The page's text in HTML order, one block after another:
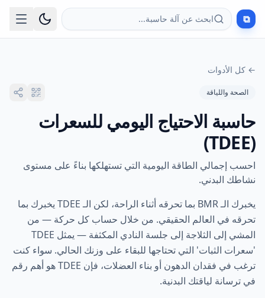
⧉ ابحث عن آلة حاسبة...
← كل الأدوات
الصحة واللياقة
حاسبة الاحتياج اليومي للسعرات
(TDEE)
احسب إجمالي الطاقة اليومية التي تستهلكها بناءً على مستوى
نشاطك البدني.
يخبرك الـ BMR بما تحرقه أثناء الراحة، لكن الـ TDEE يخبرك بما
تحرقه في العالم الحقيقي. من خلال حساب كل حركة — من
المشي إلى الثلاجة إلى جلسة النادي المكثفة — يمثل TDEE
'سعرات الثبات' التي تحتاجها للبقاء على وزنك الحالي. سواء كنت
ترغب في فقدان الدهون أو بناء العضلات، فإن TDEE هو أهم رقم
في ترسانة لياقتك البدنية.